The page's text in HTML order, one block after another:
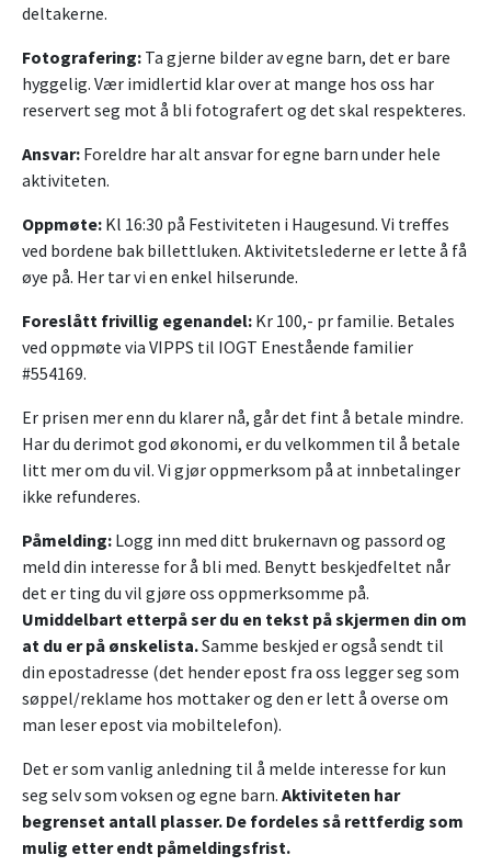
deltakerne.
Fotografering: Ta gjerne bilder av egne barn, det er bare
hyggelig. Vær imidlertid klar over at mange hos oss har
reservert seg mot å bli fotografert og det skal respekteres.
Ansvar: Foreldre har alt ansvar for egne barn under hele
aktiviteten.
Oppmøte: Kl 16:30 på Festiviteten i Haugesund. Vi treffes
ved bordene bak billettluken. Aktivitetslederne er lette å få
øye på. Her tar vi en enkel hilserunde.
Foreslått frivillig egenandel: Kr 100,- pr familie. Betales
ved oppmøte via VIPPS til IOGT Enestående familier
#554169.
Er prisen mer enn du klarer nå, går det fint å betale mindre.
Har du derimot god økonomi, er du velkommen til å betale
litt mer om du vil. Vi gjør oppmerksom på at innbetalinger
ikke refunderes.
Påmelding: Logg inn med ditt brukernavn og passord og
meld din interesse for å bli med. Benytt beskjedfeltet når
det er ting du vil gjøre oss oppmerksomme på.
Umiddelbart etterpå ser du en tekst på skjermen din om
at du er på ønskelista.Samme beskjed er også sendt til
din epostadresse (det hender epost fra oss legger seg som
søppel/reklame hos mottaker og den er lett å overse om
man leser epost via mobiltelefon).
Det er som vanlig anledning til å melde interesse for kun
seg selv som voksen og egne barn. Aktiviteten har
begrenset antall plasser. De fordeles så rettferdig som
mulig etter endt påmeldingsfrist.